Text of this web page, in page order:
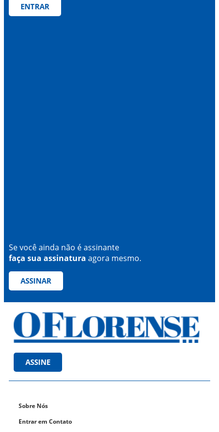
ENTRAR
Se você ainda não é assinante
faça sua assinatura agora mesmo.
ASSINAR
ASSINE
Sobre Nós
Entrar em Contato